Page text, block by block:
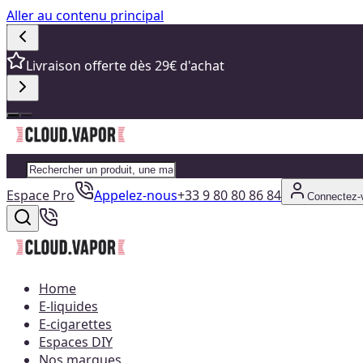
Aller au contenu principal
Livraison offerte dès 29€ d'achat
Espace Pro Appelez-nous+33 9 80 80 86 84 Connectez-
Home
E-liquides
E-cigarettes
Espaces DIY